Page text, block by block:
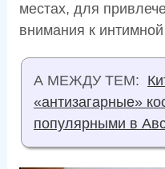
местах, для
внимания к интимной
А МЕЖДУ ТЕМ:
«антизагарные»
популярными в